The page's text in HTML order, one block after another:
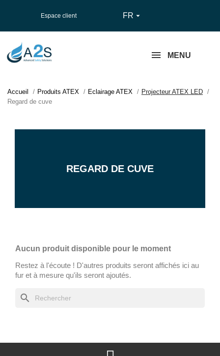
Espace client FR 
MENU
Accueil Produits ATEX Eclairage ATEX
Projecteur ATEX LED
Regard de cuve
REGARD DE CUVE
Aucun produit disponible pour le moment
Restez à l'écoute ! D'autres produits seront affichés ici au
fur et à mesure qu'ils seront ajoutés.
search